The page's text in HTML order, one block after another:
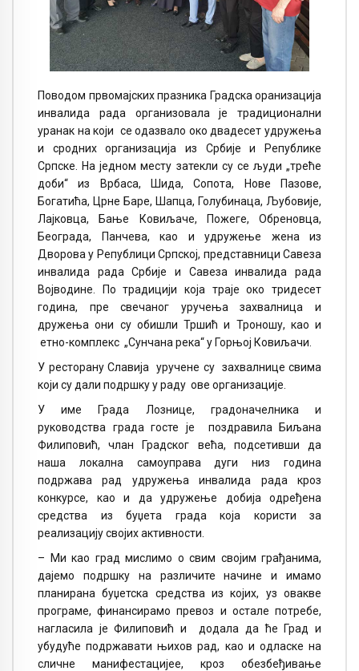
Поводом првомајских празника Градска оранизација
инвалида рада организовала је традиционални
уранак на који се одазвало око двадесет удружења
и сродних организација из Србије и Републике
Српске. На једном месту затекли су се људи „треће
доби“ из Врбаса, Шида, Сопота, Нове Пазове,
Богатића, Црне Баре, Шапца, Голубинаца, Љубовије,
Лајковца, Бање Ковиљаче, Пожеге, Обреновца,
Београда, Панчева, као и удружење жена из
Дворова у Републици Српској, представници Савеза
инвалида рада Србије и Савеза инвалида рада
Војводине. По традицији која траје око тридесет
година, пре свечаног уручења захвалница и
дружења они су обишли Тршић и Троношу, као и
етно-комплекс „Сунчана река“ у Горњој Ковиљачи.
У ресторану Славија уручене су захвалнице свима
који су дали подршку у раду ове организације.
У име Града Лознице, градоначелника и
руководства града госте је поздравила Биљана
Филиповић, члан Градског већа, подсетивши да
наша локална самоуправа дуги низ година
подржава рад удружења инвалида рада кроз
конкурсе, као и да удружење добија одређена
средства из буџета града која користи за
реализацију својих активности.
– Ми као град мислимо о свим својим грађанима,
дајемо подршку на различите начине и имамо
планирана буџетска средства из којих, уз овакве
програме, финансирамо превоз и остале потребе,
нагласила је Филиповић и додала да ће Град и
убудуће подржавати њихов рад, као и одласке на
сличне манифестацијее, кроз обезбеђивање